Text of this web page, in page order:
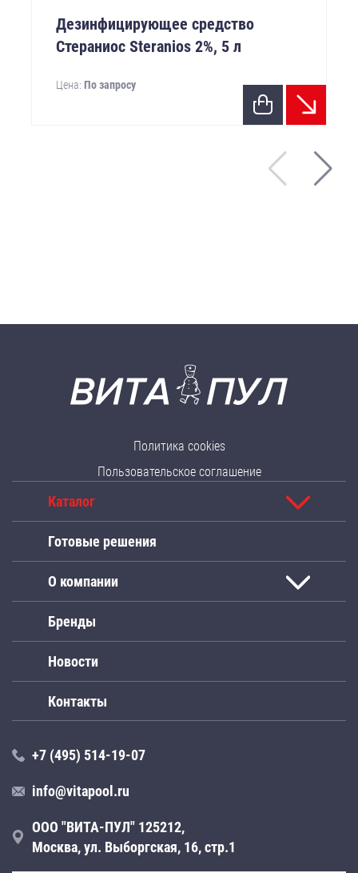
Дезинфицирующее средство
Стераниос Steranios 2%, 5 л
Цена: По запросу
Политика cookies
Пользовательское соглашение
Каталог
Готовые решения
О компании
Бренды
Новости
Контакты
+7 (495) 514-19-07
info@vitapool.ru
ООО "ВИТА-ПУЛ" 125212,
Москва, ул. Выборгская, 16, стр.1